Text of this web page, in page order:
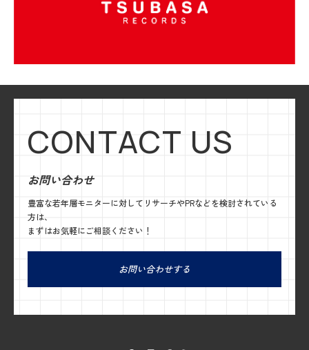
CONTACT US
お問い合わせ
豊富な若年層モニターに対してリサーチやPRなどを検討されている
方は、
まずはお気軽にご相談ください！
お問い合わせする